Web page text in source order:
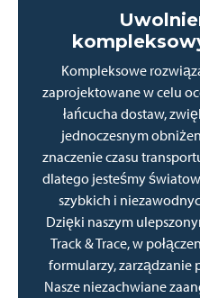
Kompleksowe
zaprojektowane w celu
łańcucha dostaw,
jednoczesnym
znaczenie czasu
dlatego jesteśmy
szybkich i
Dzięki naszym
Track & Trace, w
formularzy, zarządzanie
Nasze niezachwiane